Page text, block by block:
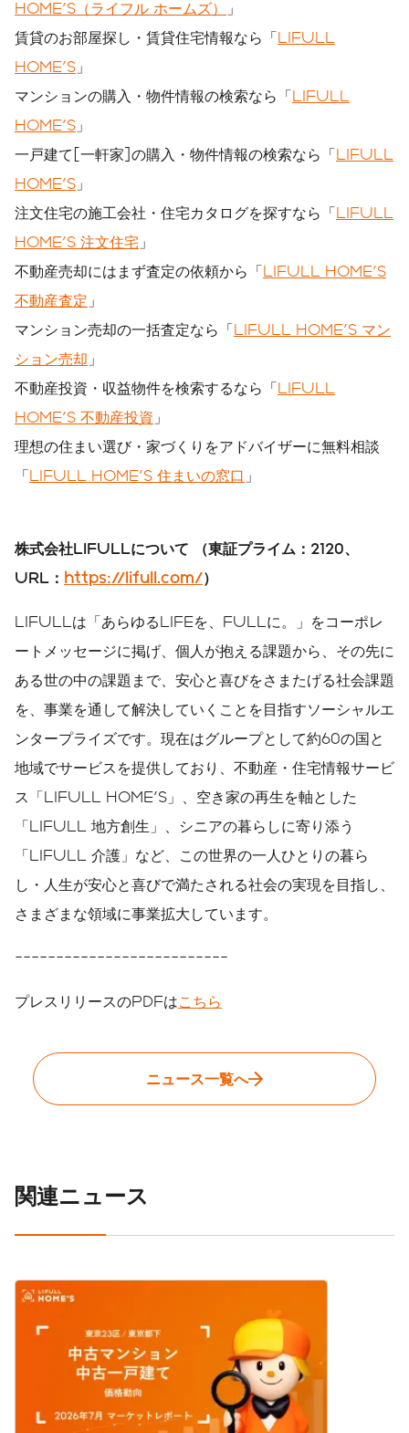
HOME'S（ライフル ホームズ）
」
賃貸のお部屋探し・賃貸住宅情報なら「LIFULL
HOME'S 」
マンションの購入・物件情報の検索なら「LIFULL
HOME'S 」
一戸建て[一軒家]の購入・物件情報の検索なら「LIFULL
HOME'S 」
注文住宅の施工会社・住宅カタログを探すなら「LIFULL
HOME'S 注文住宅 」
不動産売却にはまず査定の依頼から「LIFULL HOME'S
不動産査定 」
マンション売却の一括査定なら「LIFULL HOME'S マン
ション売却 」
不動産投資・収益物件を検索するなら「LIFULL
HOME'S 不動産投資 」
理想の住まい選び・家づくりをアドバイザーに無料相談
「LIFULL HOME'S 住まいの窓口 」
株式会社LIFULLについて （東証プライム： 2120、
URL ： https://lifull.com/）
LIFULLは「あらゆるLIFEを、FULLに。」をコーポレ
ートメッセージに掲げ、個人が抱える課題から、その先に
ある世の中の課題まで、安心と喜びをさまたげる社会課題
を、事業を通して解決していくことを目指すソーシャルエ
ンタープライズです。現在はグループとして約60の国と
地域でサービスを提供しており、不動産・住宅情報サービ
ス「LIFULL HOME'S」、空き家の再生を軸とした
「LIFULL 地方創生」、シニアの暮らしに寄り添う
「LIFULL 介護」など、この世界の一人ひとりの暮ら
し・人生が安心と喜びで満たされる社会の実現を目指し、
さまざまな領域に事業拡大しています。
--------------------------
プレスリリースのPDFはこちら
ニュース一覧へ
関連ニュース